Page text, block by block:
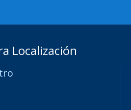
Localización